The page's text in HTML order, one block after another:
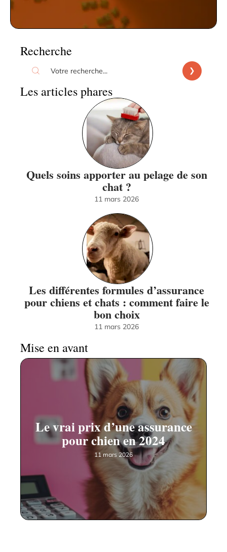
Recherche
Les articles phares
Quels soins apporter au pelage de son
chat ?
11 mars 2026
Les différentes formules d’assurance
pour chiens et chats : comment faire le
bon choix
11 mars 2026
Mise en avant
Le vrai prix d’une assurance
pour chien en 2024
11 mars 2026